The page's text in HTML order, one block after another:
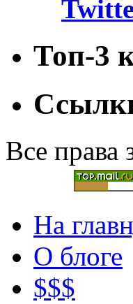
Топ-3
Все
На
О блоге
$$$